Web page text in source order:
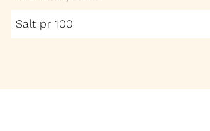
Salt pr 100